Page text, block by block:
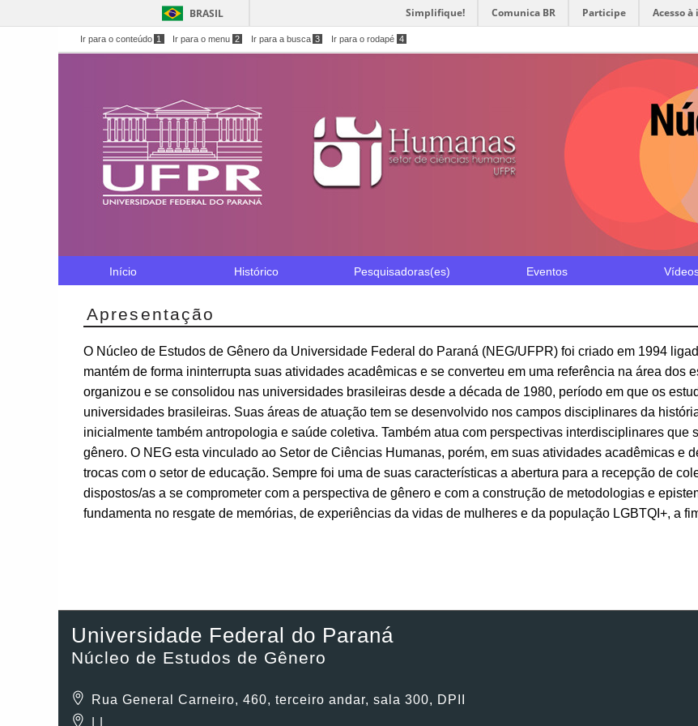
BRASIL Simplifique! Comunica BR Participe Acesso
Ir para o conteúdo 1 Ir para o menu 2 Ir para a busca 3 Ir para o rodapé 4
Início Histórico Pesquisadoras(es) Eventos
Apresentação
O Núcleo de Estudos de Gênero da Universidade Federal do Paraná (NEG/UFPR) foi criado em 1994
mantém de forma ininterrupta suas atividades acadêmicas e se converteu em uma referência na área dos
organizou e se consolidou nas universidades brasileiras desde a década de 1980, período em que os
universidades brasileiras. Suas áreas de atuação tem se desenvolvido nos campos disciplinares da
inicialmente também antropologia e saúde coletiva. Também atua com perspectivas interdisciplinares que
gênero. O NEG esta vinculado ao Setor de Ciências Humanas, porém, em suas atividades acadêmicas e
trocas com o setor de educação. Sempre foi uma de suas características a abertura para a recepção de
dispostos/as a se comprometer com a perspectiva de gênero e com a construção de metodologias e
fundamenta no resgate de memórias, de experiências da vidas de mulheres e da população LGBTQI+, a
Universidade Federal do Paraná
Núcleo de Estudos de Gênero
Rua General Carneiro, 460, terceiro andar, sala 300, DPII